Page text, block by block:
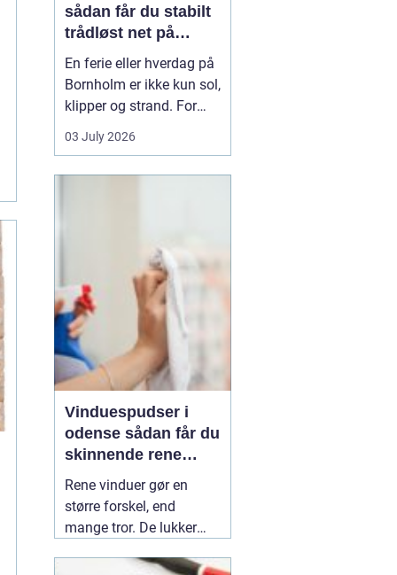
sådan får du stabilt
trådløst net på
klippeøen
En ferie eller hverdag på
Bornholm er ikke kun sol,
klipper og strand. For
mange er en stabil
internetforbindelse
sommerhuset eller driver
en mindre virksomhed...
03 July 2026
Vinduespudser i
odense sådan får du
skinnende rene
ruder året rundt
Rene vinduer gør en
større forskel, end
mange tror. De lukker